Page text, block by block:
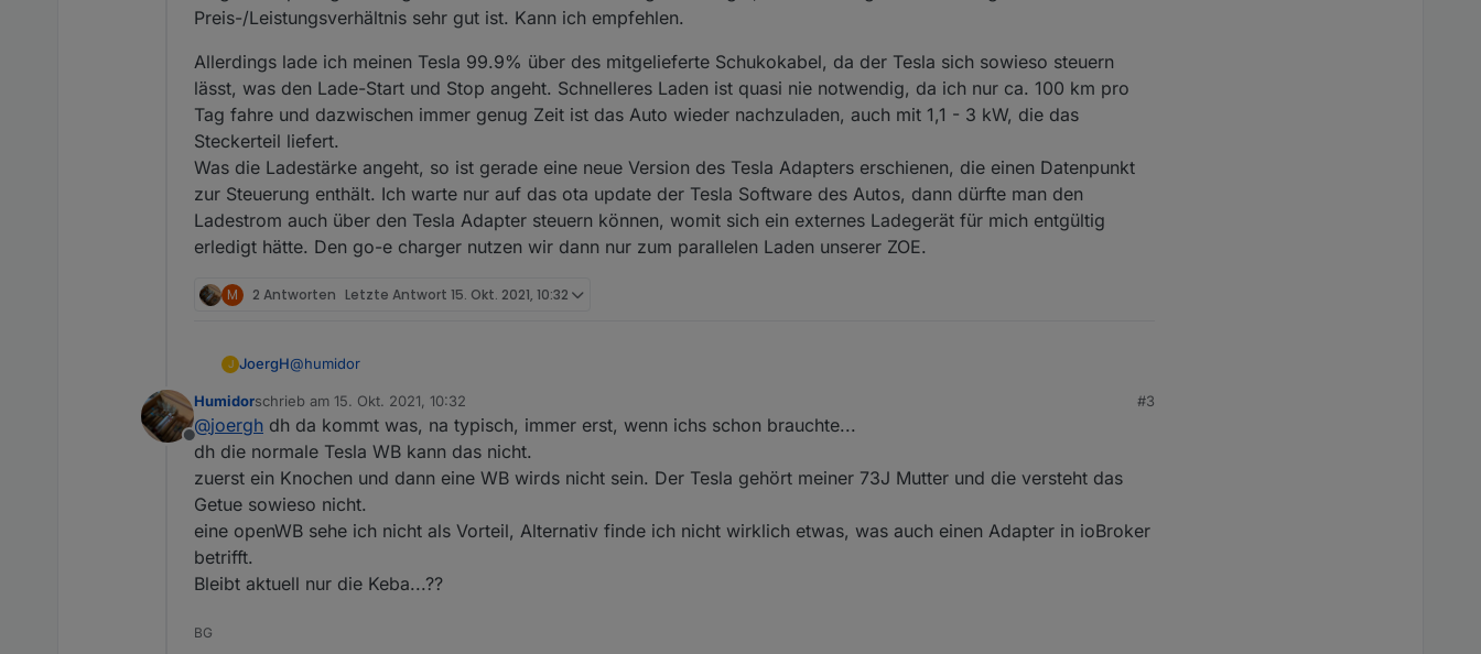
Per Lan-Verbindung dann die Ansteuerung per ioBroker geführt mit PV Überschuss.
Was meint ihr?
Kann die Tesla WB (wäre um einiges günstiger) über ioBroker gesteuert werden?
Preis-/Leistungsverhältnis sehr gut ist. Kann ich empfehlen.
Allerdings lade ich meinen Tesla 99.9% über des mitgelieferte Schukokabel, da der Tesla sich sowieso steuern
lässt, was den Lade-Start und Stop angeht. Schnelleres Laden ist quasi nie notwendig, da ich nur ca. 100 km pro
Tag fahre und dazwischen immer genug Zeit ist das Auto wieder nachzuladen, auch mit 1,1 - 3 kW, die das
Steckerteil liefert.
Was die Ladestärke angeht, so ist gerade eine neue Version des Tesla Adapters erschienen, die einen Datenpunkt
zur Steuerung enthält. Ich warte nur auf das ota update der Tesla Software des Autos, dann dürfte man den
Ladestrom auch über den Tesla Adapter steuern können, womit sich ein externes Ladegerät für mich entgültig
erledigt hätte. Den go-e charger nutzen wir dann nur zum parallelen Laden unserer ZOE.
M 2 Antworten Letzte Antwort 15. Okt. 2021, 10:32
J JoergH@humidor
Es gibt ein paar ganz taugliche Boxen. Ich habe einen go-e charger, da der sehr gut zu steuern geht und vom
Preis-/Leistungsverhältnis sehr gut ist. Kann ich empfehlen.
Allerdings lade ich meinen Tesla 99.9% über des mitgelieferte Schukokabel, da der Tesla sich sowieso steuern lässt, was
den Lade-Start und Stop angeht. Schnelleres Laden ist quasi nie notwendig, da ich nur ca. 100 km pro Tag fahre und
dazwischen immer genug Zeit ist das Auto wieder nachzuladen, auch mit 1,1 - 3 kW, die das Steckerteil liefert.
Was die Ladestärke angeht, so ist gerade eine neue Version des Tesla Adapters erschienen, die einen Datenpunkt zur
Steuerung enthält. Ich warte nur auf das ota update der Tesla Software des Autos, dann dürfte man den Ladestrom auch
charger nutzen wir dann nur zum parallelen Laden unserer ZOE.
Offline
Humidorschrieb am 15. Okt. 2021, 10:32
zuletzt editiert von
#3
@joergh dh da kommt was, na typisch, immer erst, wenn ichs schon brauchte...
dh die normale Tesla WB kann das nicht.
zuerst ein Knochen und dann eine WB wirds nicht sein. Der Tesla gehört meiner 73J Mutter und die versteht das
Getue sowieso nicht.
eine openWB sehe ich nicht als Vorteil, Alternativ finde ich nicht wirklich etwas, was auch einen Adapter in ioBroker
betrifft.
Bleibt aktuell nur die Keba...??
BG